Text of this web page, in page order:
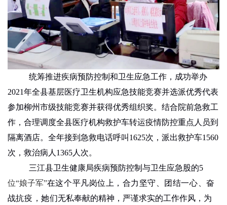
统筹推进疾病预防控制和卫生应急工作 ， 成功举办
2021年全县基层医疗卫生机构应急技能竞赛并选派优秀代表
参加柳州市级技能竞赛并获得优秀组织奖。结合院前急救工
作，合理调度全县医疗机构救护车转运疫情防控重点人员到
隔离酒店。 全年接到急救电话呼叫 1625次，派出救护车1560
次，救治病人1365人次。
三江县卫生健康局疾病预防控制与卫生应急股的5
位“娘子军”在这个平凡岗位上，合力坚守、团结一心、奋
战抗疫，她们无私奉献的精神，严谨求实的工作作风，为